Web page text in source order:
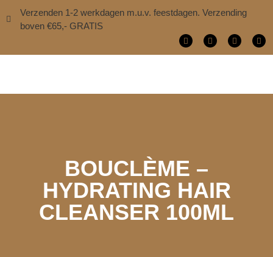
Verzenden 1-2 werkdagen m.u.v. feestdagen. Verzending
boven €65,- GRATIS
BOUCLÈME –
HYDRATING HAIR
CLEANSER 100ML